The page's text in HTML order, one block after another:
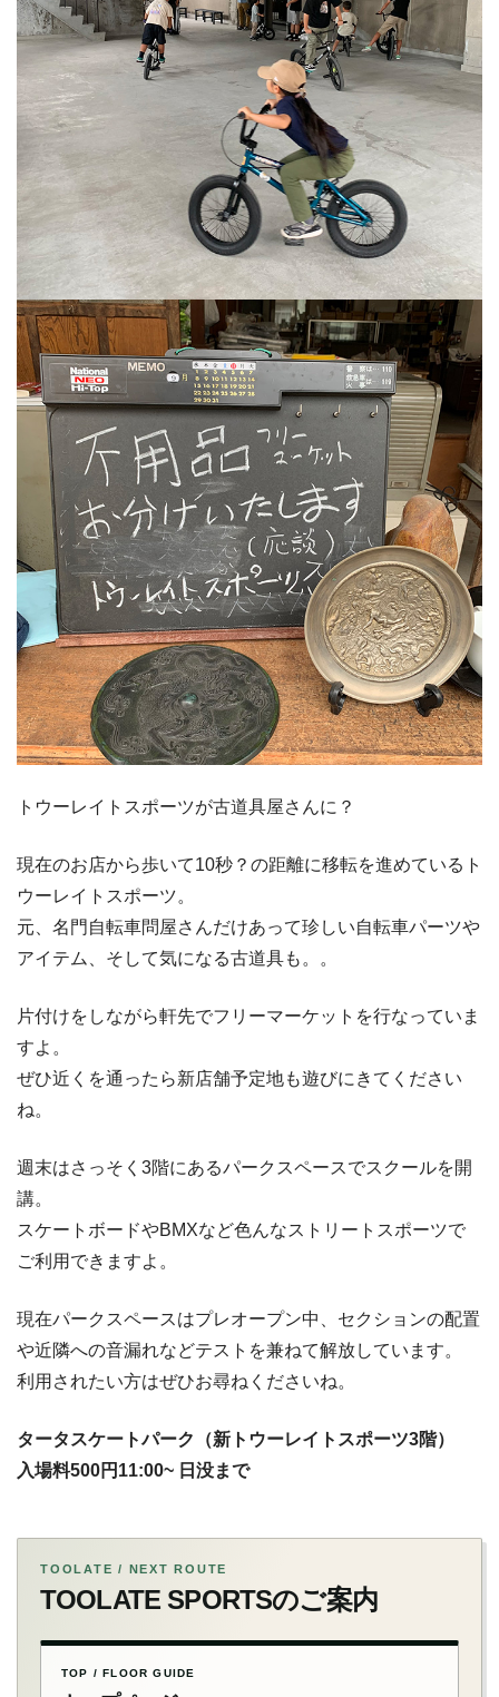
トウーレイトスポーツが古道具屋さんに？
現在のお店から歩いて10秒？の距離に移転を進めているト
ウーレイトスポーツ。
元、名門自転車問屋さんだけあって珍しい自転車パーツや
アイテム、そして気になる古道具も。。
片付けをしながら軒先でフリーマーケットを行なっていま
すよ。
ぜひ近くを通ったら新店舗予定地も遊びにきてください
ね。
週末はさっそく3階にあるパークスペースでスクールを開
講。
スケートボードやBMXなど色んなストリートスポーツで
ご利用できますよ。
現在パークスペースはプレオープン中、セクションの配置
や近隣への音漏れなどテストを兼ねて解放しています。
利用されたい方はぜひお尋ねくださいね。
タータスケートパーク（新トウーレイトスポーツ3階）
入場料500円11:00~ 日没まで
TOOLATE / NEXT ROUTE
TOOLATE SPORTSのご案内
TOP / FLOOR GUIDE